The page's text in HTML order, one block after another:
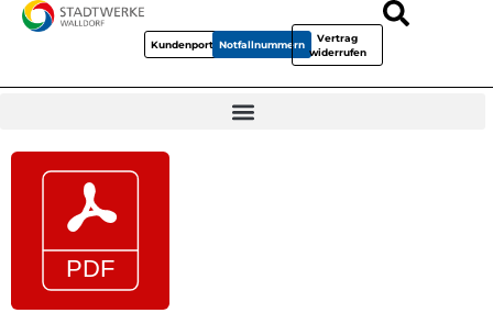
KundenportalNotfallnummern
Vertrag
widerrufen